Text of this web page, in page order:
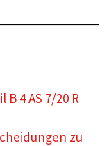
4 AS 7/20 R
zu